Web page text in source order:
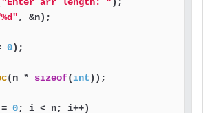
, &n);
0);
(n * sizeof(int));
0; i < n; i++)